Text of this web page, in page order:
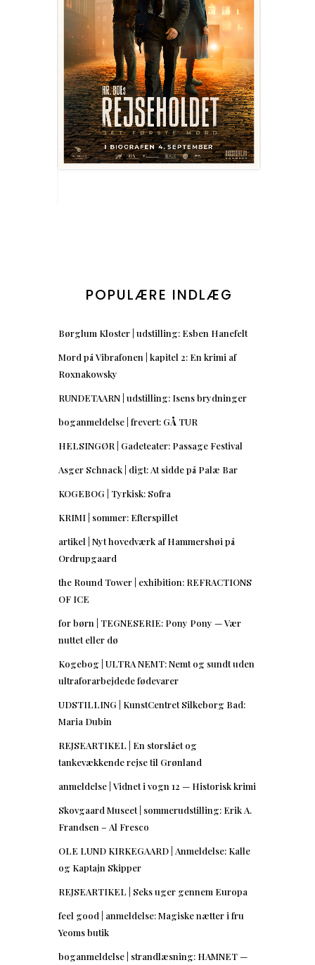
POPULÆRE INDLÆG
Børglum Kloster | udstilling: Esben Hanefelt
Mord på Vibrafonen | kapitel 2: En krimi af
Roxnakowsky
RUNDETAARN | udstilling: Isens brydninger
boganmeldelse | frevert: GÅ TUR
HELSINGØR | Gadeteater: Passage Festival
Asger Schnack | digt: At sidde på Palæ Bar
KOGEBOG | Tyrkisk: Sofra
KRIMI | sommer: Efterspillet
artikel | Nyt hovedværk af Hammershøi på
Ordrupgaard
the Round Tower | exhibition: REFRACTIONS
OF ICE
for børn | TEGNESERIE: Pony Pony — Vær
nuttet eller dø
Kogebog | ULTRA NEMT: Nemt og sundt uden
ultraforarbejdede fødevarer
UDSTILLING | KunstCentret Silkeborg Bad:
Maria Dubin
REJSEARTIKEL | En storslået og
tankevækkende rejse til Grønland
anmeldelse | Vidnet i vogn 12 — Historisk krimi
Skovgaard Museet | sommerudstilling: Erik A.
Frandsen – Al Fresco
OLE LUND KIRKEGAARD | Anmeldelse: Kalle
og Kaptajn Skipper
REJSEARTIKEL | Seks uger gennem Europa
feel good | anmeldelse: Magiske nætter i fru
Yeoms butik
boganmeldelse | strandlæsning: HAMNET —